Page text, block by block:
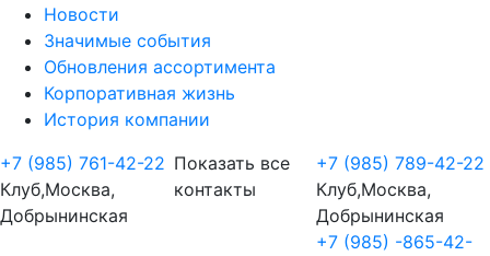
Новости
Значимые события
Обновления ассортимента
Корпоративная жизнь
История компании
+7 (985) 761-42-22
Клуб,Москва,
Добрынинская
Показать все
контакты
+7 (985) 789-42-22
Клуб,Москва,
Добрынинская
+7 (985) -865-42-